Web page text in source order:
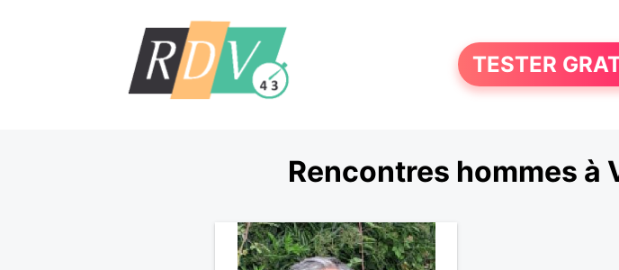
TESTER
Rencontres hommes